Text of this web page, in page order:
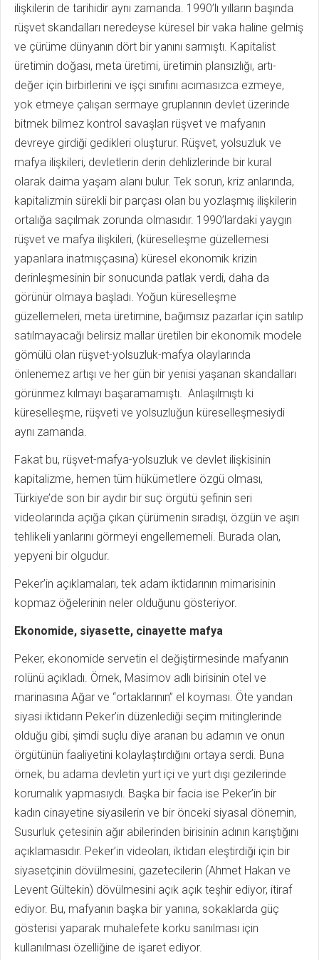
ilişkilerin de tarihidir aynı zamanda. 1990’lı yılların başında
rüşvet skandalları neredeyse küresel bir vaka haline gelmiş
ve çürüme dünyanın dört bir yanını sarmıştı. Kapitalist
üretimin doğası, meta üretimi, üretimin plansızlığı, artı-
değer için birbirlerini ve işçi sınıfını acımasızca ezmeye,
yok etmeye çalışan sermaye gruplarının devlet üzerinde
bitmek bilmez kontrol savaşları rüşvet ve mafyanın
devreye girdiği gedikleri oluşturur. Rüşvet, yolsuzluk ve
mafya ilişkileri, devletlerin derin dehlizlerinde bir kural
olarak daima yaşam alanı bulur. Tek sorun, kriz anlarında,
kapitalizmin sürekli bir parçası olan bu yozlaşmış ilişkilerin
ortalığa saçılmak zorunda olmasıdır. 1990’lardaki yaygın
rüşvet ve mafya ilişkileri, (küreselleşme güzellemesi
yapanlara inatmışçasına) küresel ekonomik krizin
derinleşmesinin bir sonucunda patlak verdi, daha da
görünür olmaya başladı. Yoğun küreselleşme
güzellemeleri, meta üretimine, bağımsız pazarlar için satılıp
satılmayacağı belirsiz mallar üretilen bir ekonomik modele
gömülü olan rüşvet-yolsuzluk-mafya olaylarında
önlenemez artışı ve her gün bir yenisi yaşanan skandalları
görünmez kılmayı başaramamıştı. Anlaşılmıştı ki
küreselleşme, rüşveti ve yolsuzluğun küreselleşmesiydi
aynı zamanda.
Fakat bu, rüşvet-mafya-yolsuzluk ve devlet ilişkisinin
kapitalizme, hemen tüm hükümetlere özgü olması,
Türkiye’de son bir aydır bir suç örgütü şefinin seri
videolarında açığa çıkan çürümenin sıradışı, özgün ve aşırı
tehlikeli yanlarını görmeyi engellememeli. Burada olan,
yepyeni bir olgudur.
Peker’in açıklamaları, tek adam iktidarının mimarisinin
kopmaz öğelerinin neler olduğunu gösteriyor.
Ekonomide, siyasette, cinayette mafya
Peker, ekonomide servetin el değiştirmesinde mafyanın
rolünü açıkladı. Örnek, Masimov adlı birisinin otel ve
marinasına Ağar ve “ortaklarının” el koyması. Öte yandan
siyasi iktidarın Peker’in düzenlediği seçim mitinglerinde
olduğu gibi, şimdi suçlu diye aranan bu adamın ve onun
örgütünün faaliyetini kolaylaştırdığını ortaya serdi. Buna
örnek, bu adama devletin yurt içi ve yurt dışı gezilerinde
korumalık yapmasıydı. Başka bir facia ise Peker’in bir
kadın cinayetine siyasilerin ve bir önceki siyasal dönemin,
Susurluk çetesinin ağır abilerinden birisinin adının karıştığını
açıklamasıdır. Peker’in videoları, iktidarı eleştirdiği için bir
siyasetçinin dövülmesini, gazetecilerin (Ahmet Hakan ve
Levent Gültekin) dövülmesini açık açık teşhir ediyor, itiraf
ediyor. Bu, mafyanın başka bir yanına, sokaklarda güç
gösterisi yaparak muhalefete korku sanılması için
kullanılması özelliğine de işaret ediyor.